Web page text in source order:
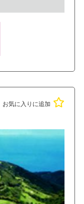
お気に入りに追加